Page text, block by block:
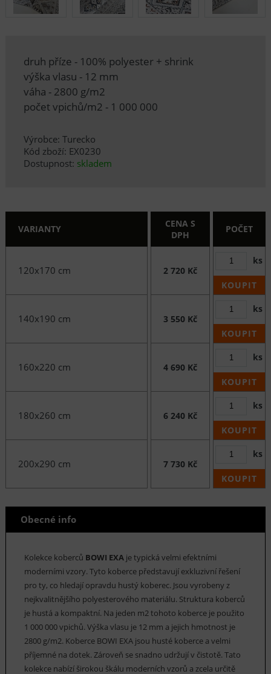
druh příze - 100% polyester + shrink
výška vlasu - 12 mm
váha - 2800 g/m2
počet vpichů/m2 - 1 000 000
Výrobce: Turecko
Kód zboží: EX0230
Dostupnost: skladem
VARIANTY
CENA S
DPH
POČET
120x170 cm 2 720 Kč
ks
KOUPIT
140x190 cm 3 550 Kč
ks
KOUPIT
160x220 cm 4 690 Kč
ks
KOUPIT
180x260 cm 6 240 Kč
ks
KOUPIT
200x290 cm 7 730 Kč
ks
KOUPIT
Obecné info
Kolekce koberců BOWI EXAje typická velmi efektními
moderními vzory. Tyto koberce představují exkluzivní řešení
pro ty, co hledají opravdu hustý koberec. Jsou vyrobeny z
nejkvalitnějšího polyesterového materiálu. Struktura koberců
je hustá a kompaktní. Na jeden m2 tohoto koberce je použito
1 000 000 vpichů. Výška vlasu je 12 mm a jejich hmotnost je
2800 g/m2. Koberce BOWI EXA jsou husté koberce a velmi
příjemné na dotek. Zároveň se snadno udržují v čistotě. Tato
kolekce nabízí širokou škálu moderních vzorů a zcela určitě